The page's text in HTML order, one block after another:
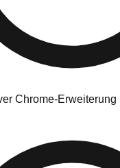
Chrome-Erweiterung